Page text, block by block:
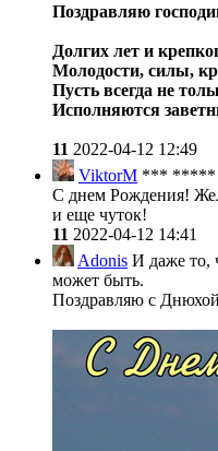
Поздравляю
Долгих лет и
Молодости, силы,
Пусть всегда не
Исполняются
11 2022-04-12 12:49
ViktorM *** *****
С днем Рождения!
и еще чуток!
11 2022-04-12 14:41
Adonis И даже то,
может быть.
Поздравляю с